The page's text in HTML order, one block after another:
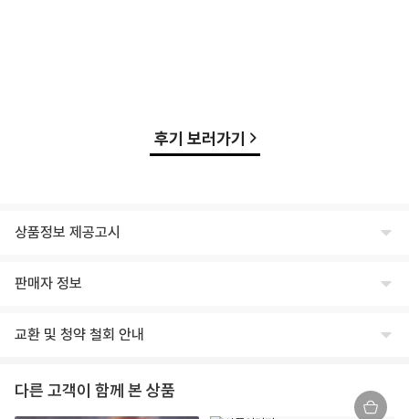
후기 보러가기
상품정보 제공고시
상세페이지 하단 참고
생산자 및 소재지(수입품의 경우 생산자, 수입자 및 제조국)
제조연월일, 유통기한 또는 소비기한
판매자 정보
주식회사 윙잇
임승진
교환 및 청약 철회 안내
다른 고객이 함께 본 상품